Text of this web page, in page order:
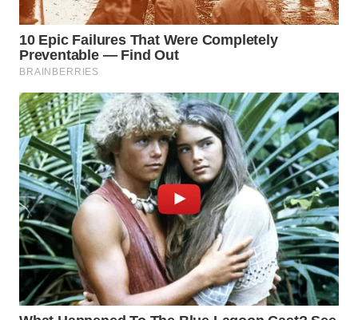
SUKABUMI
WN
PURWAKARTA
WN
PRIANGAN
TIMUR
WN
SEMARANG
WN
SOLO